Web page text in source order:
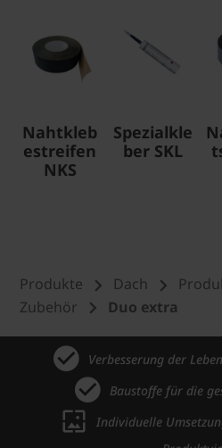
Nahtkleb
estreifen
NKS
Spezialkle
ber SKL
Produkte Dach
Zubehör
Duo extra
Verbesserung der
Baustoffe für die
Individuelle